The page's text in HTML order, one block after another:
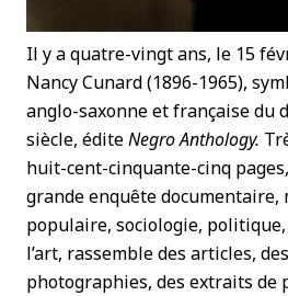
Il y a quatre-vingt ans, le 15
Nancy Cunard (1896-1965),
anglo-saxonne et française du
siècle, éditeNegro Anthology.
huit-cent-cinquante-cinq
grande enquête documentaire,
populaire, sociologie,
l’art, rassemble des articles,
photographies, des extraits de